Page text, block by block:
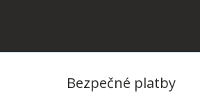
Bezpečné platby